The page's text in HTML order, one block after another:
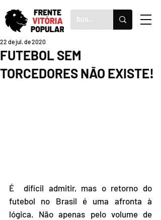
FUTEBOL SEM
TORCEDORES NÃO EXISTE!
22 de jul. de 2020
É  difícil admitir, mas o retorno do
futebol no Brasil é uma afronta à
lógica. Não apenas pelo volume de